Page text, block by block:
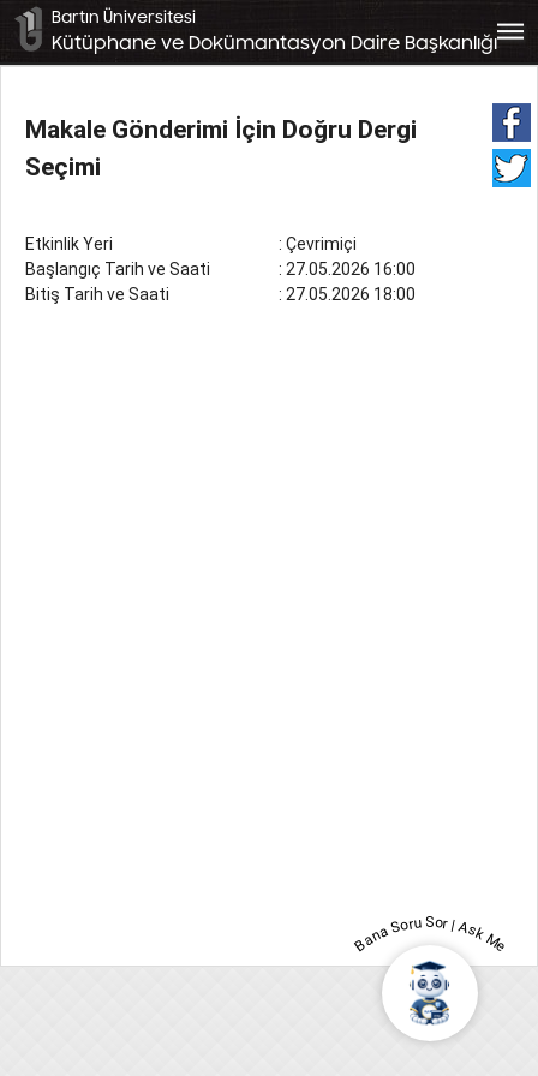
bars
Bartın Üniversitesi
Kütüphane ve Dokümantasyon Daire Başkanlığı
Makale Gönderimi İçin Doğru Dergi
Seçimi
Etkinlik Yeri
: Çevrimiçi
Başlangıç Tarih ve Saati
: 27.05.2026 16:00
Bitiş Tarih ve Saati
: 27.05.2026 18:00
Bana Soru Sor | Ask Me